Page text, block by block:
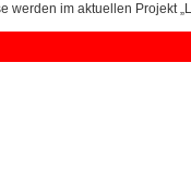
werden im aktuellen Projekt